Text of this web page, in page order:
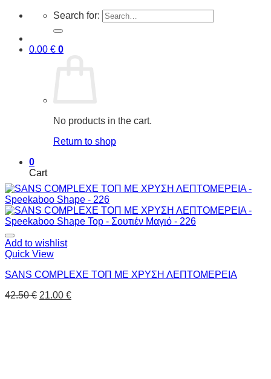
Search for:
0.00 € 0
No products in the cart.
Return to shop
0
Cart
Add to wishlist
Quick View
SANS COMPLEXE ΤΟΠ ΜΕ ΧΡΥΣΗ ΛΕΠΤΟΜΕΡΕΙΑ
42.50€ 21.00 €